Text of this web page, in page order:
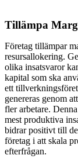
Tillämpa
Företag tillämpar
resursallokering.
olika insatsvaror
kapital som ska
ett
genereras genom
fler arbetare.
mest produktiva
bidrar positivt till
företag i att skala
efterfrågan.